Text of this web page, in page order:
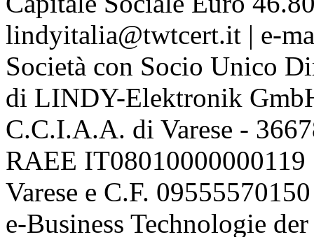
lindyitalia@twtcert.it | e-
Società con Socio Unico
di LINDY-Elektronik
C.C.I.A.A. di Varese -
RAEE
Varese e C.F. 09555570150
e-Business Technologie